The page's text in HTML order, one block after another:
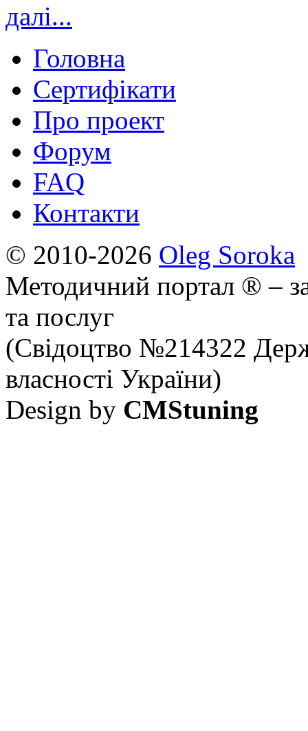
далі...
Головна
Сертифікати
Про проект
Форум
FAQ
Контакти
© 2010-2026 Oleg Soroka
Методичний портал ® –
та послуг
(Свідоцтво №214322
власності України)
Design by CMStuning